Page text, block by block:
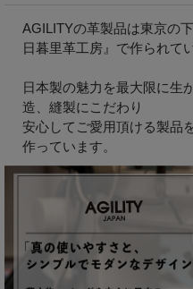
AGILITYの革製品は東京の
日暮里革工房 』で作られて
日本製の魅力を最大限に生
造、縫製にこだわり
安心してご愛用頂ける製品
作っています。